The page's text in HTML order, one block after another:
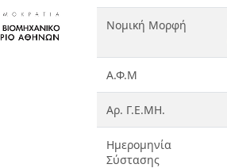
Νομική Μορφή
Α.Φ.Μ
Αρ. Γ.Ε.ΜΗ.
Ημερομηνία
Σύστασης